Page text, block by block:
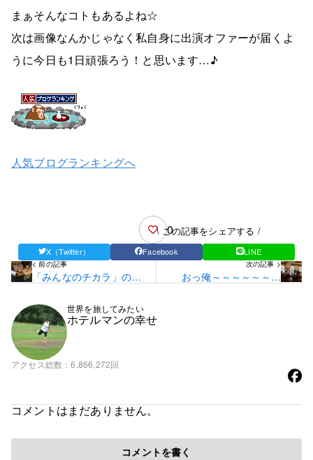
まぁそんなコトもあるよね☆
次は画像なんかじゃなく私自身に出演オファーが届くよ
うに今日も1日頑張ろう！と思います…♪
人気ブログランキングへ
0
\ この記事をシェアする /
X（Twitter） Facebook LINE
< 前の記事
「みんなのチカラ」の収
次の記事 >
おっ俺～～～～～～～
世界を旅してみたい
ホテルマンの幸せ
アクセス総数 6,866,272回
コメントはまだありません。
コメントを書く